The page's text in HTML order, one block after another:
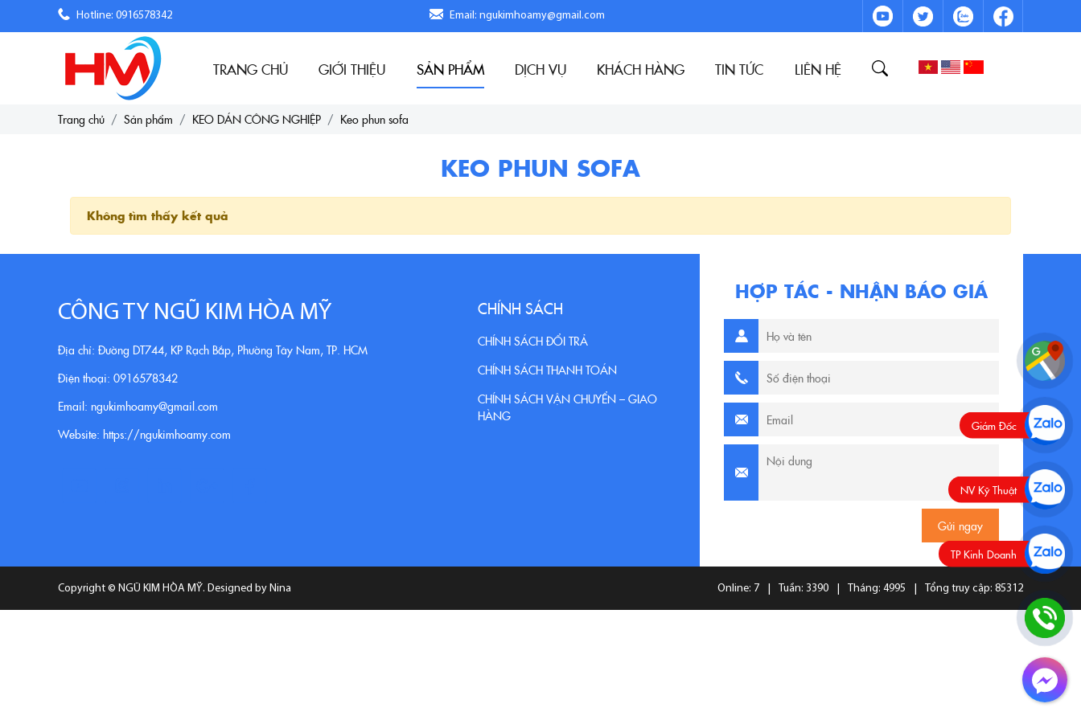
Hotline: 0916578342 Email: ngukimhoamy@gmail.com
TRANG CHỦ GIỚI THIỆU SẢN PHẨM DỊCH VỤ KHÁCH HÀNG TIN TỨC LIÊN HỆ
Trang chủ Sản phẩm KEO DÁN CÔNG NGHIỆP Keo phun sofa
KEO PHUN SOFA
Không tìm thấy kết quả
CÔNG TY NGŨ KIM HÒA MỸ
Địa chỉ: Đường DT744, KP Rạch Bắp, Phường Tây Nam, TP. HCM
Điện thoại: 0916578342
Email: ngukimhoamy@gmail.com
Website: https://ngukimhoamy.com
CHÍNH SÁCH
CHÍNH SÁCH ĐỔI TRẢ
CHÍNH SÁCH THANH TOÁN
CHÍNH SÁCH VẬN CHUYỂN – GIAO
HÀNG
HỢP TÁC - NHẬN BÁO GIÁ
Copyright © NGŨ KIM HÒA MỸ. Designed by Nina Online: 7 Tuần: 3390 Tháng: 4995 Tổng truy cập: 85312
Giám Đốc
TP Kinh Doanh
NV Kỹ Thuật